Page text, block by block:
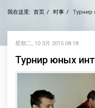
我在这里: 首页 时事 Турнир
星期二, 10 3月 2015 08:18
Турнир юных